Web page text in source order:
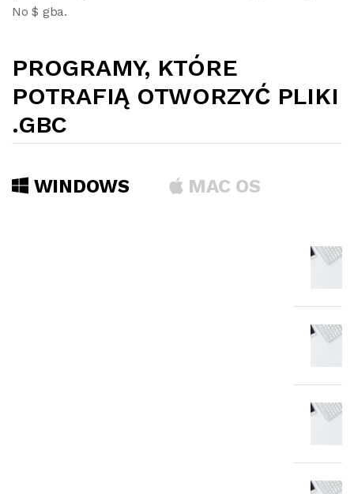
No $ gba.
PROGRAMY, KTÓRE
POTRAFIĄ OTWORZYĆ PLIKI
.GBC
WINDOWS MAC OS